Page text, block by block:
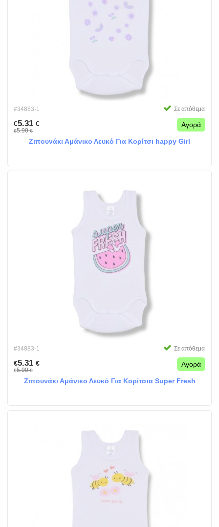
#34883-1 Σε απόθεμα
€5.31 €
€5.90€
Αγορά
Ζιπουνάκι Αμάνικο Λευκό Για Κορίτσι happy Girl
#34883-1 Σε απόθεμα
€5.31 €
€5.90€
Αγορά
Ζιπουνάκι Αμάνικο Λευκό Για Κορίτσια Super Fresh